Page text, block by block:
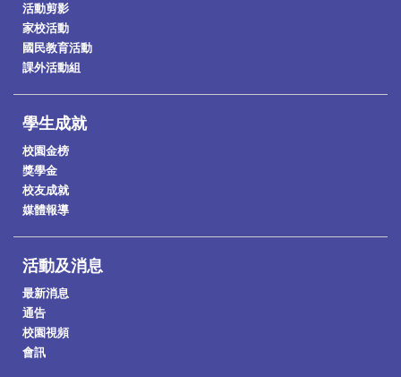
活動剪影
家校活動
國民教育活動
課外活動組
學生成就
校園金榜
獎學金
校友成就
媒體報導
活動及消息
最新消息
通告
校園視頻
會訊